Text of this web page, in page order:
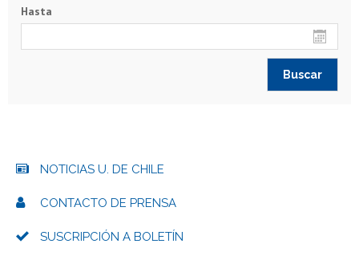
Hasta
NOTICIAS U. DE CHILE
CONTACTO DE PRENSA
SUSCRIPCIÓN A BOLETÍN